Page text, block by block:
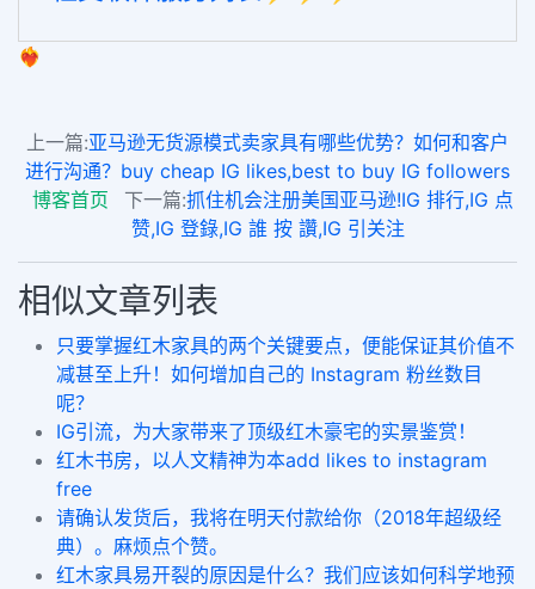
❤️‍🔥
上一篇:亚马逊无货源模式卖家具有哪些优势？如何和客户
进行沟通？buy cheap IG likes,best to buy IG followers
博客首页
下一篇:抓住机会注册美国亚马逊!IG 排行,IG 点
赞,IG 登錄,IG 誰 按 讚,IG 引关注
相似文章列表
只要掌握红木家具的两个关键要点，便能保证其价值不
减甚至上升！如何增加自己的 Instagram 粉丝数目
呢？
IG引流，为大家带来了顶级红木豪宅的实景鉴赏！
红木书房，以人文精神为本add likes to instagram
free
请确认发货后，我将在明天付款给你（2018年超级经
典）。麻烦点个赞。
红木家具易开裂的原因是什么？我们应该如何科学地预